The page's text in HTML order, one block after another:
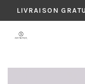
LIVRAISON